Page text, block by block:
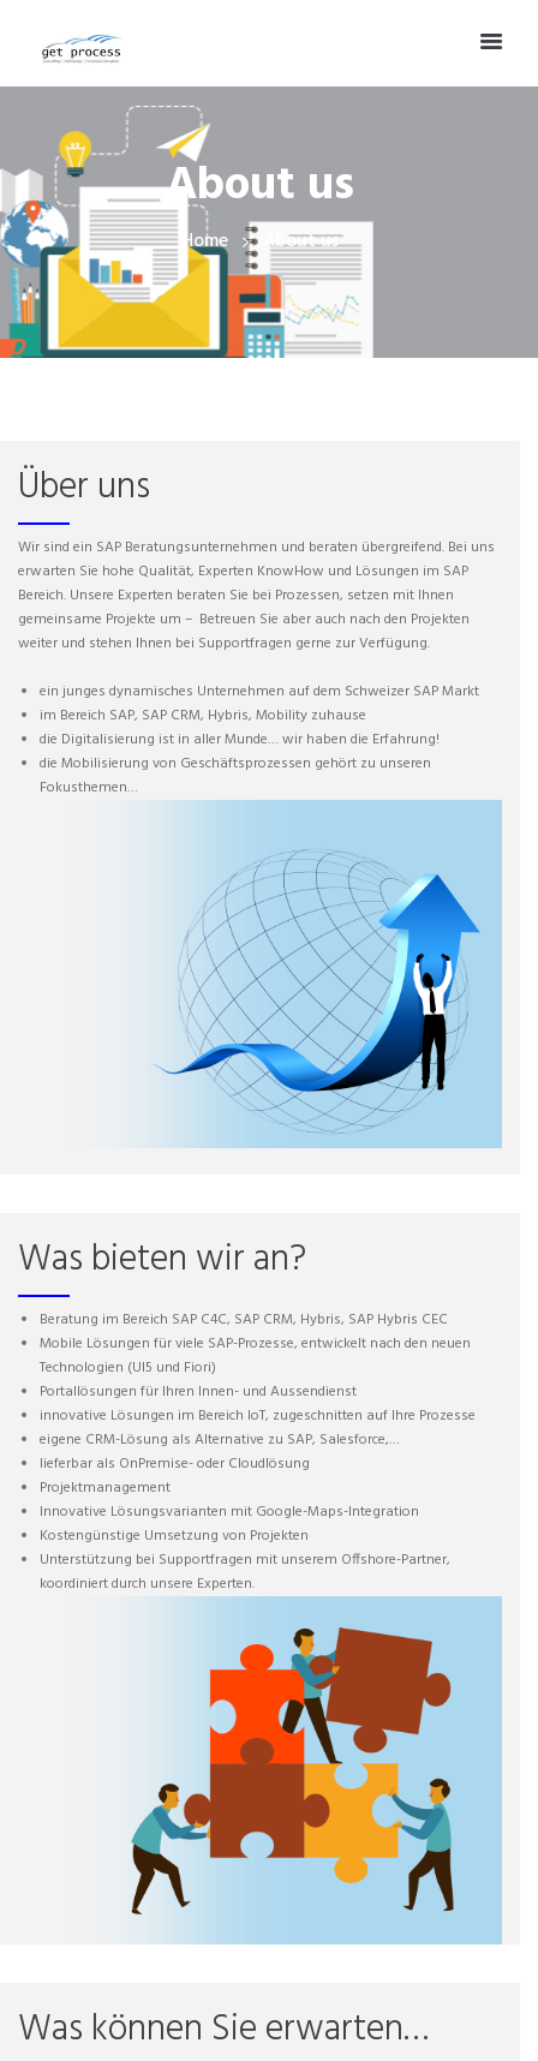
About us
Home About us
Über uns
Wir sind ein SAP Beratungsunternehmen und beraten übergreifend. Bei uns
erwarten Sie hohe Qualität, Experten KnowHow und Lösungen im SAP
Bereich. Unsere Experten beraten Sie bei Prozessen, setzen mit Ihnen
gemeinsame Projekte um – Betreuen Sie aber auch nach den Projekten
weiter und stehen Ihnen bei Supportfragen gerne zur Verfügung.
ein junges dynamisches Unternehmen auf dem Schweizer SAP Markt
im Bereich SAP, SAP CRM, Hybris, Mobility zuhause
die Digitalisierung ist in aller Munde… wir haben die Erfahrung!
die Mobilisierung von Geschäftsprozessen gehört zu unseren
Fokusthemen…
Was bieten wir an?
Beratung im Bereich SAP C4C, SAP CRM, Hybris, SAP Hybris CEC
Mobile Lösungen für viele SAP-Prozesse, entwickelt nach den neuen
Technologien (UI5 und Fiori)
Portallösungen für Ihren Innen- und Aussendienst
innovative Lösungen im Bereich IoT, zugeschnitten auf Ihre Prozesse
eigene CRM-Lösung als Alternative zu SAP, Salesforce,…
lieferbar als OnPremise- oder Cloudlösung
Projektmanagement
Innovative Lösungsvarianten mit Google-Maps-Integration
Kostengünstige Umsetzung von Projekten
Unterstützung bei Supportfragen mit unserem Offshore-Partner,
koordiniert durch unsere Experten.
Was können Sie erwarten…